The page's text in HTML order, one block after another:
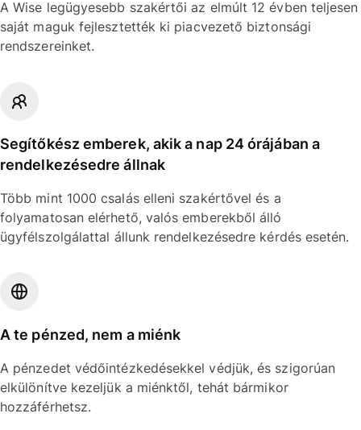
A Wise legügyesebb szakértői az elmúlt 12 évben teljesen
saját maguk fejlesztették ki piacvezető biztonsági
rendszereinket.
Segítőkész emberek, akik a nap 24 órájában a
rendelkezésedre állnak
Több mint 1000 csalás elleni szakértővel és a
folyamatosan elérhető, valós emberekből álló
ügyfélszolgálattal állunk rendelkezésedre kérdés esetén.
A te pénzed, nem a miénk
A pénzedet védőintézkedésekkel védjük, és szigorúan
elkülönítve kezeljük a miénktől, tehát bármikor
hozzáférhetsz.